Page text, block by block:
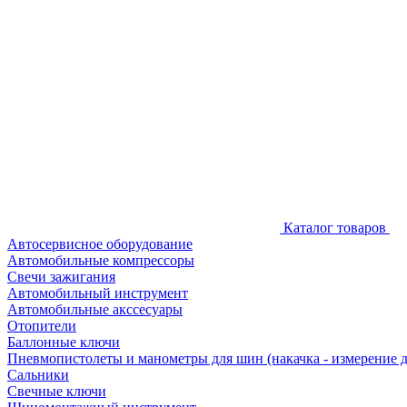
Каталог товаров
Автосервисное оборудование
Автомобильные компрессоры
Свечи зажигания
Автомобильный инструмент
Автомобильные акссесуары
Отопители
Баллонные ключи
Пневмопистолеты и манометры для шин (накачка - измерение
Сальники
Свечные ключи